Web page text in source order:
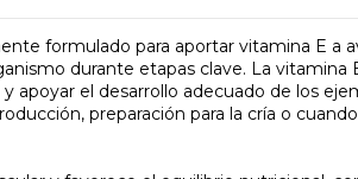
formulado para aportar vitamina E a
durante etapas clave. La vitamina
apoyar el desarrollo adecuado de los
preparación para la cría o